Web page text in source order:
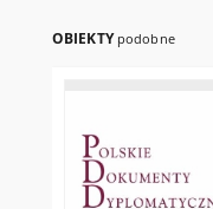
OBIEKTY podobne